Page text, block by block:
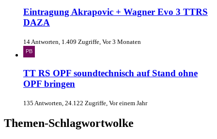
Eintragung Akrapovic + Wagner Evo 3 TTRS
DAZA
14 Antworten, 1.409 Zugriffe, Vor 3 Monaten
TT RS OPF soundtechnisch auf Stand ohne
OPF bringen
135 Antworten, 24.122 Zugriffe, Vor einem Jahr
Themen-Schlagwortwolke